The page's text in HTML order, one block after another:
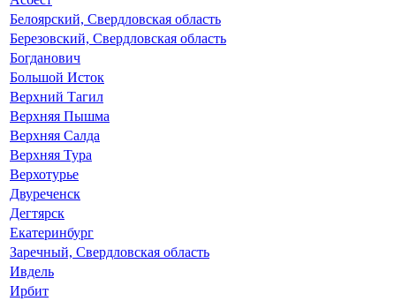
Белоярский, Свердловская область
Березовский, Свердловская область
Богданович
Большой Исток
Верхний Тагил
Верхняя Пышма
Верхняя Салда
Верхняя Тура
Верхотурье
Двуреченск
Дегтярск
Екатеринбург
Заречный, Свердловская область
Ивдель
Ирбит